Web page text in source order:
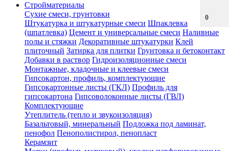
0
Стройматериалы
Сухие смеси, грунтовки
Штукатурка и штукатурные смеси Шпаклевка
(шпатлевка) Цемент и универсальные смеси Наливные
полы и стяжки Декоративные штукатурки Клей
плиточный Затирка для плитки Грунтовка и бетоконтакт
Добавки в раствор Гидроизоляционные смеси
Монтажные, кладочные и клеевые смеси
Гипсокартон, профиль, комплектующие
Гипсокартонные листы (ГКЛ) Профиль для
гипсокартона Гипсоволоконные листы (ГВЛ)
Комплектующие
Утеплитель (тепло и звукоизоляция)
Базальтовый, минеральный Подложка под ламинат,
пенофол Пенополистирол, пенопласт
Керамзит